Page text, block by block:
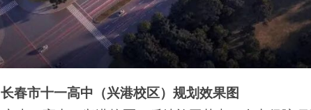
长春市十一高中（兴港校区）规划效果图